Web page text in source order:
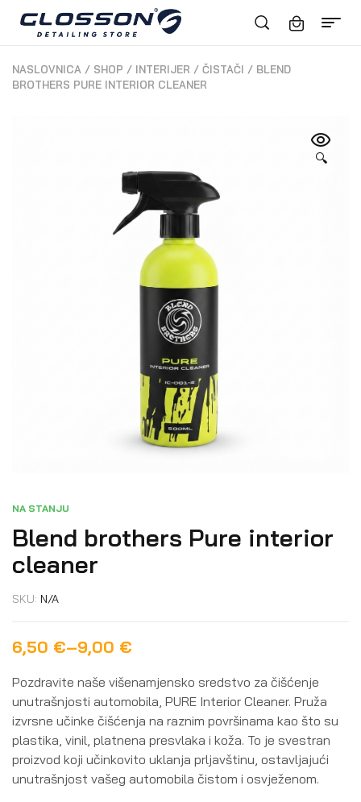
NASLOVNICA / SHOP / INTERIJER / ČISTAČI / BLEND
BROTHERS PURE INTERIOR CLEANER
🔍
NA STANJU
Blend brothers Pure interior
cleaner
SKU: N/A
6,50 €–9,00 €
Pozdravite naše višenamjensko sredstvo za čišćenje
unutrašnjosti automobila, PURE Interior Cleaner. Pruža
izvrsne učinke čišćenja na raznim površinama kao što su
plastika, vinil, platnena presvlaka i koža. To je svestran
proizvod koji učinkovito uklanja prljavštinu, ostavljajući
unutrašnjost vašeg automobila čistom i osvježenom.